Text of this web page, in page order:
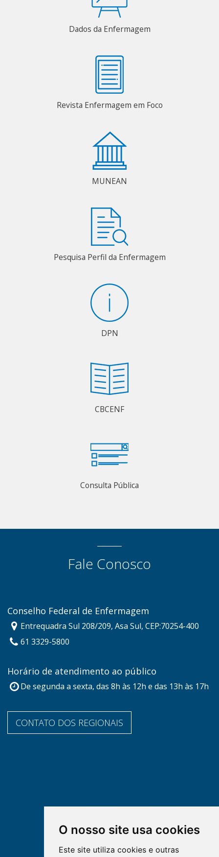
O nosso site usa cookies
Este site utiliza cookies e outras
Dados da Enfermagem
Revista Enfermagem em Foco
MUNEAN
Pesquisa Perfil da Enfermagem
DPN
CBCENF
Consulta Pública
Fale Conosco
Conselho Federal de Enfermagem
Entrequadra Sul 208/209, Asa Sul, CEP:70254-400
61 3329-5800
Horário de atendimento ao público
De segunda a sexta, das 8h às 12h e das 13h às 17h
CONTATO DOS REGIONAIS